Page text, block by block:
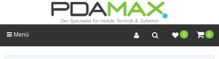
Der Spezialist für mobile Technik & Zubehör
0 0
Menü